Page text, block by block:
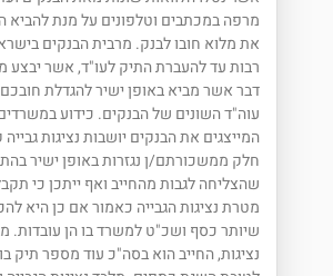
מרפה במכתבים וטלפונים על מנת
את מלוא חובו לבנק. מרבית הבנקים
רבות עד להעברת התיק לעו"ד, אשר יבצע
דבר אשר מביא באופן ישיר להגדלת
עוה"ד השונים של הבנקים. כידוע
המייצגים את הבנקים יושבות נציגות
חלק ממשכורתם/ן נגזרות באופן ישיר
שהצליחה לגבות מהחייב ואף ייתכן כי
מטרת נציגות הגבייה כאמור אם כן היא
שיותר כסף ושכ"ט למשרד בו הן עובדות.
נציגות, החייב הוא בסה"כ עוד מספר תיק